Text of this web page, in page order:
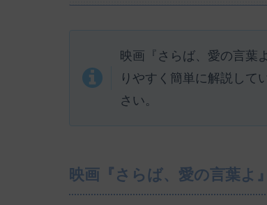
映画『さらば、愛の言葉
りやすく簡単に解説して
さい。
映画『さらば、愛の言葉よ